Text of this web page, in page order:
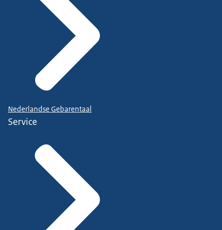
Nederlandse Gebarentaal
Service